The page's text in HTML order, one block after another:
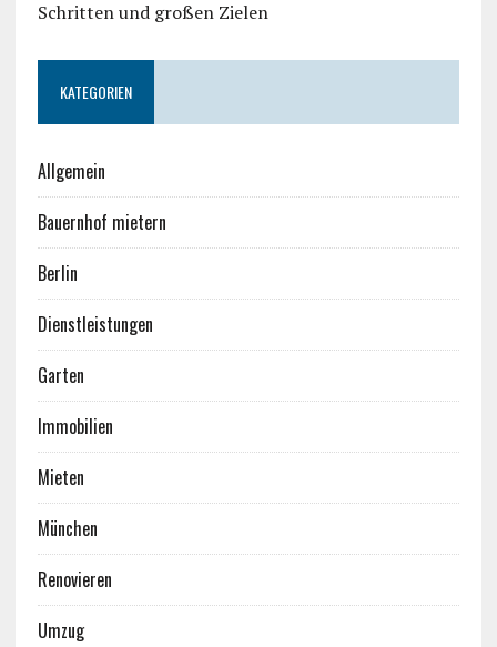
Schritten und großen Zielen
KATEGORIEN
Allgemein
Bauernhof mietern
Berlin
Dienstleistungen
Garten
Immobilien
Mieten
München
Renovieren
Umzug